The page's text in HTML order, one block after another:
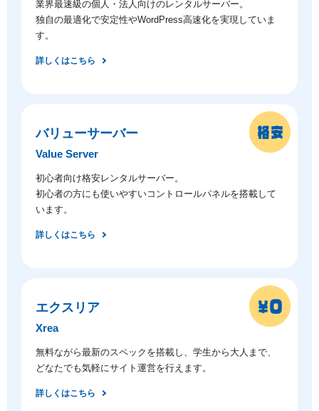
業界最速級の個人・法人向けのレンタルサーバー。
独自の最適化で安定性やWordPress高速化を実現していま
す。
詳しくはこちら
バリューサーバー
Value Server
初心者向け格安レンタルサーバー。
初心者の方にも使いやすいコントロールパネルを搭載して
います。
詳しくはこちら
エクスリア
Xrea
無料ながら最新のスペックを搭載し、学生から大人まで、
どなたでも気軽にサイト運営を行えます。
詳しくはこちら